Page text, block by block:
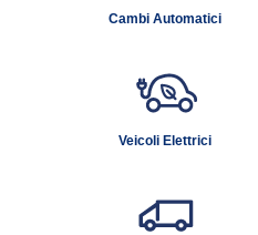
Cambi Automatici
Veicoli Elettrici